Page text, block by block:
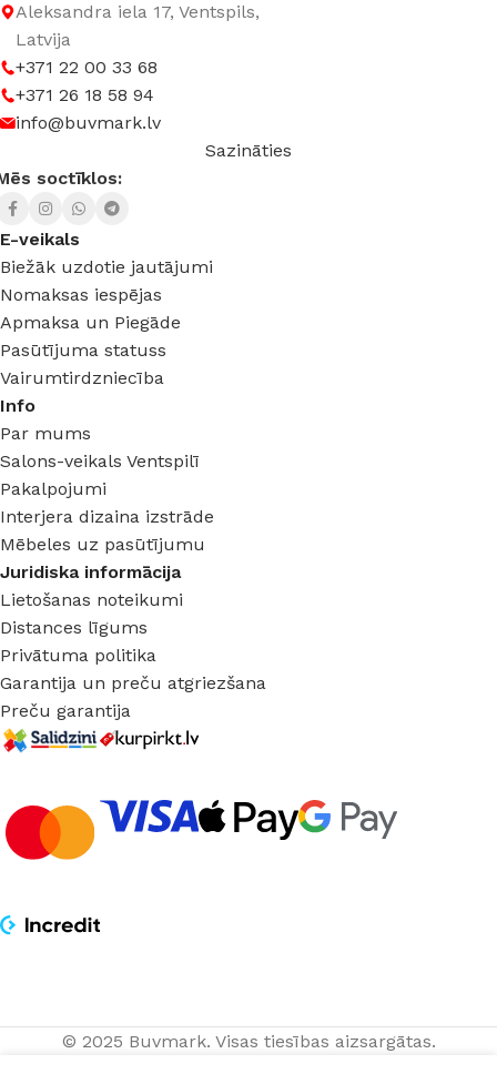
GAISMAS TEMPERATŪRA
RGB GAISMA
SAVIENOJAMĪBA
VIEDIERĪCE
Aleksandra iela 17, Ventspils,
Latvija
+371 22 00 33 68
+371 26 18 58 94
info@buvmark.lv
Sazināties
soctīklos:
E-veikals
Biežāk uzdotie jautājumi
Nomaksas iespējas
Apmaksa un Piegāde
Pasūtījuma statuss
Vairumtirdzniecība
Info
Par mums
Salons-veikals Ventspilī
Pakalpojumi
Interjera dizaina izstrāde
Mēbeles uz pasūtījumu
Juridiska informācija
Lietošanas noteikumi
Distances līgums
Privātuma politika
Garantija un preču atgriezšana
Preču garantija
© 2025 Buvmark. Visas tiesības aizsargātas.